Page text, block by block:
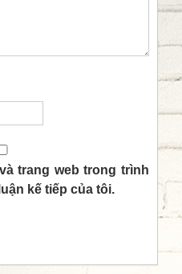
trang web trong trình
kế tiếp của tôi.